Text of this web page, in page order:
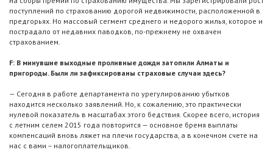
поступлений по страхованию дорогой недвижимости, расположенной в
предгорьях. Но массовый сегмент среднего и недорого жилья, которое и
пострадало от недавних паводков, по-прежнему не охвачен
страхованием.
F: В минувшие выходные проливные дожди затопили Алматы и
пригороды. Были ли зафиксированы страховые случаи здесь?
— Сегодня в работе департамента по урегулированию убытков
находится несколько заявлений. Но, к сожалению, это практически
нулевой показатель в масштабах этого бедствия. Скорее всего, история
с летним селем 2015 года повторится — основное бремя выплаты
компенсаций вновь ляжет на плечи государства, а в конечном счете на
нас с вами – налогоплательщиков.